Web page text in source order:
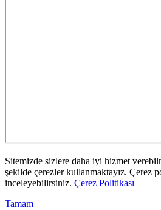
Sitemizde sizlere daha iyi hizmet
şekilde çerezler kullanmaktayız. Çerez
inceleyebilirsiniz. Çerez Politikası
Tamam